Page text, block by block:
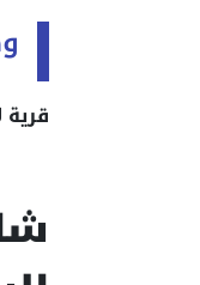
قرية